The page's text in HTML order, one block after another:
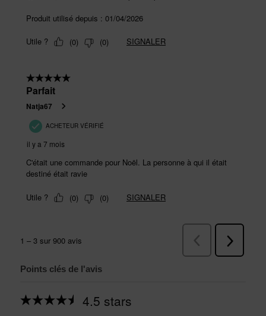
Points clés de l'avis
4.5 stars
Average